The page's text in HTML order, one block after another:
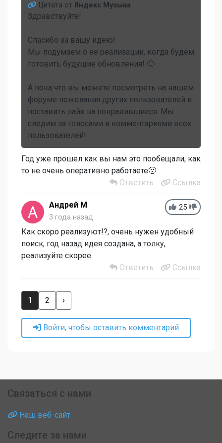
Цитата от Яндекс Музыка
Здравствуйте!
Спасибо за вашу идею!
Мы подумаем о её реализации, когда будем
готовить будущие обновления! 🙂
А пока что вы можете посмотреть на нашем
форуме пожелания других пользователей и
поставить лайк на понравившиеся. Мы
следим за голосами и комментариями всех
пользователей!
Год уже прошел как вы нам это пообещали, как
то не очень оперативно работаете🙁
Ответить
Ссылка
25
Андрей М
3 года назад
Как скоро реализуют!?, очень нужен удобный
поиск, год назад идея создана, а толку,
реализуйте скорее
Ответить
Ссылка
1 2 ›
Войти, чтобы оставить комментарий
Связаться с нами
Наш веб-сайт
Следите за нами